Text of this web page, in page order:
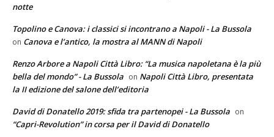
notte
Topolino e Canova: i classici si incontrano a Napoli - La Bussola
on Canova e l’antico, la mostra al MANN di Napoli
Renzo Arbore a Napoli Città Libro: “La musica napoletana è la più
bella del mondo” - La Bussola on Napoli Città Libro, presentata
la II edizione del salone dell’editoria
David di Donatello 2019: sfida tra partenopei - La Bussola on
“Capri-Revolution” in corsa per il David di Donatello